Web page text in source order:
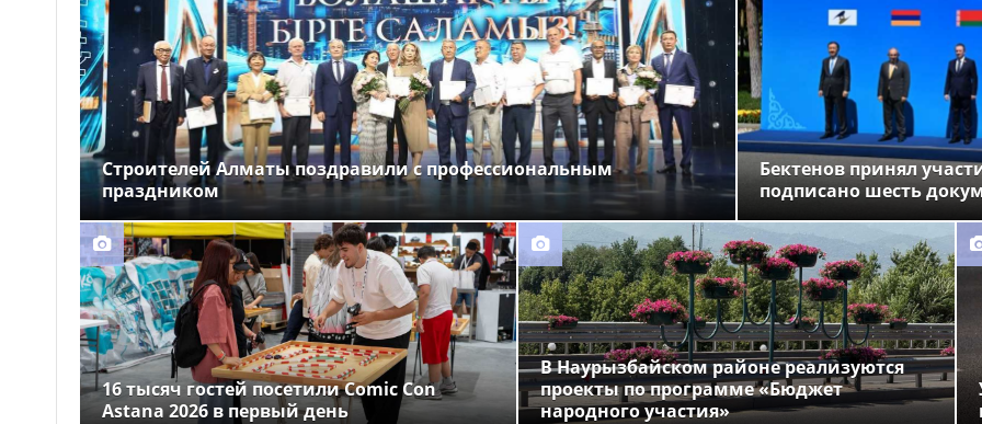
народного участия»
09:47
Забрались на телевышку
и не смогли спуститься: двух
мальчиков спасли в ВКО
09:36
Казахстанские гребцы
завоевали два «золота» на
чемпионате Азии в Японии
Строителей Алматы поздравили с профессиональным
праздником
Бектенов принял
подписано шесть
16 тысяч гостей посетили Comic Con
Astana 2026 в первый день
В Наурызбайском районе реализуются
проекты по программе «Бюджет
народного участия»